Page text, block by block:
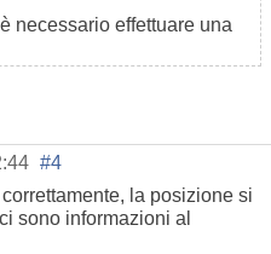
necessario effettuare una
#4
la posizione si
sono informazioni al